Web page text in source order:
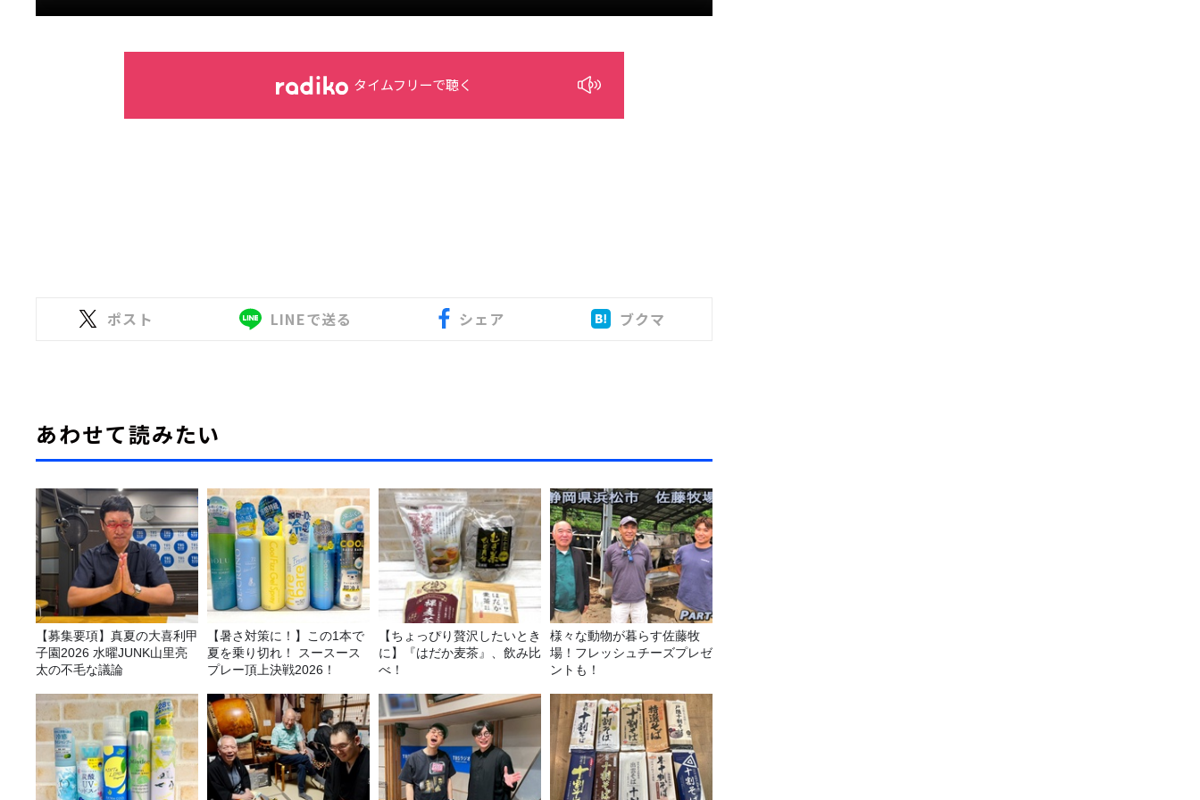
タイムフリーで聴く
ポスト LINEで送る シェア ブクマ
あわせて読みたい
【募集要項】真夏の大喜利甲
子園2026 水曜JUNK山里亮
太の不毛な議論
【暑さ対策に！】この1本で
夏を乗り切れ！ スースース
プレー頂上決戦2026！
【ちょっぴり贅沢したいとき
に】『はだか麦茶』、飲み比
べ！
様々な動物が暮らす佐藤牧
場！フレッシュチーズプレゼ
ントも！